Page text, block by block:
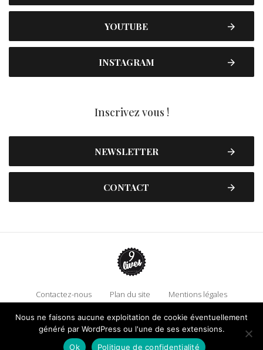
YOUTUBE
INSTAGRAM
Inscrivez vous !
NEWSLETTER
CONTACT
Contactez-nous Plan du site
Mentions légales
Politique de confidentialité
Adhérez à 9 Lives
Faire un don !
Nous ne faisons aucune exploitation de cookie éventuellement
généré par WordPress ou l'une de ses extensions.
Ok
Politique de confidentialité